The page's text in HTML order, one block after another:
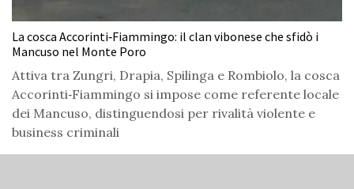
La cosca Accorinti‑Fiammingo: il clan vibonese che sfidò i
Mancuso nel Monte Poro
Attiva tra Zungri, Drapia, Spilinga e Rombiolo, la cosca
Accorinti‑Fiammingo si impose come referente locale
dei Mancuso, distinguendosi per rivalità violente e
business criminali